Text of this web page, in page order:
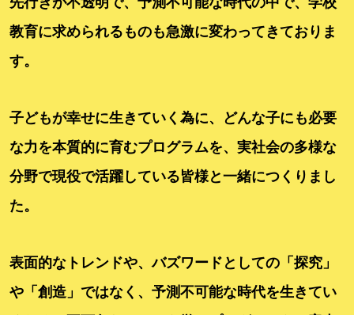
教育に求められるものも急激に変わってきておりま
す。
子どもが幸せに生きていく為に、どんな子にも必要
な力を本質的に育むプログラムを、実社会の多様な
分野で現役で活躍している皆様と一緒につくりまし
た。
表面的なトレンドや、バズワードとしての「探究」
や「創造」ではなく、予測不可能な時代を生きてい